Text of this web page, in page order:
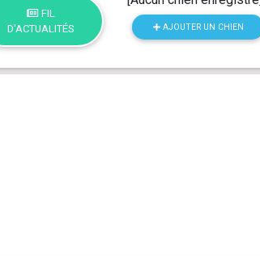
FIL
D'ACTUALITÉS
AJOUTER UN CHIEN